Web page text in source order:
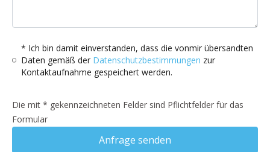
* Ich bin damit einverstanden, dass die vonmir übersandten
Daten gemäß der Datenschutzbestimmungen zur
Kontaktaufnahme gespeichert werden.
Die mit * gekennzeichneten Felder sind Pflichtfelder für das
Formular
Anfrage senden